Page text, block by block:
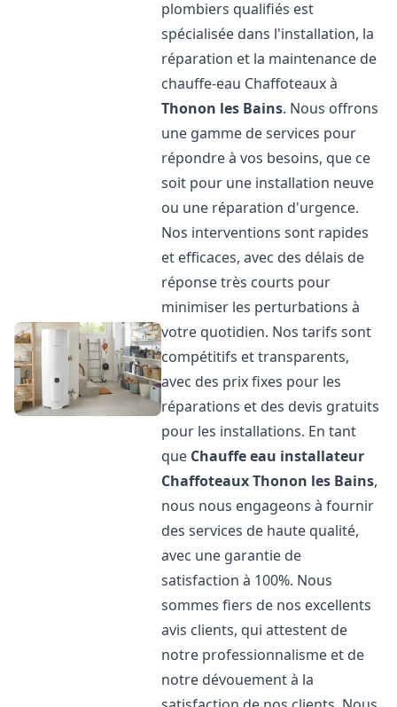
plombiers qualifiés est
spécialisée dans l'installation, la
réparation et la maintenance de
chauffe-eau Chaffoteaux à
Thonon les Bains. Nous offrons
une gamme de services pour
répondre à vos besoins, que ce
soit pour une installation neuve
ou une réparation d'urgence.
Nos interventions sont rapides
et efficaces, avec des délais de
réponse très courts pour
minimiser les perturbations à
votre quotidien. Nos tarifs sont
compétitifs et transparents,
avec des prix fixes pour les
réparations et des devis gratuits
pour les installations. En tant
que Chauffe eau installateur
ChaffoteauxThonon les Bains,
nous nous engageons à fournir
des services de haute qualité,
avec une garantie de
satisfaction à 100%. Nous
sommes fiers de nos excellents
avis clients, qui attestent de
notre professionnalisme et de
notre dévouement à la